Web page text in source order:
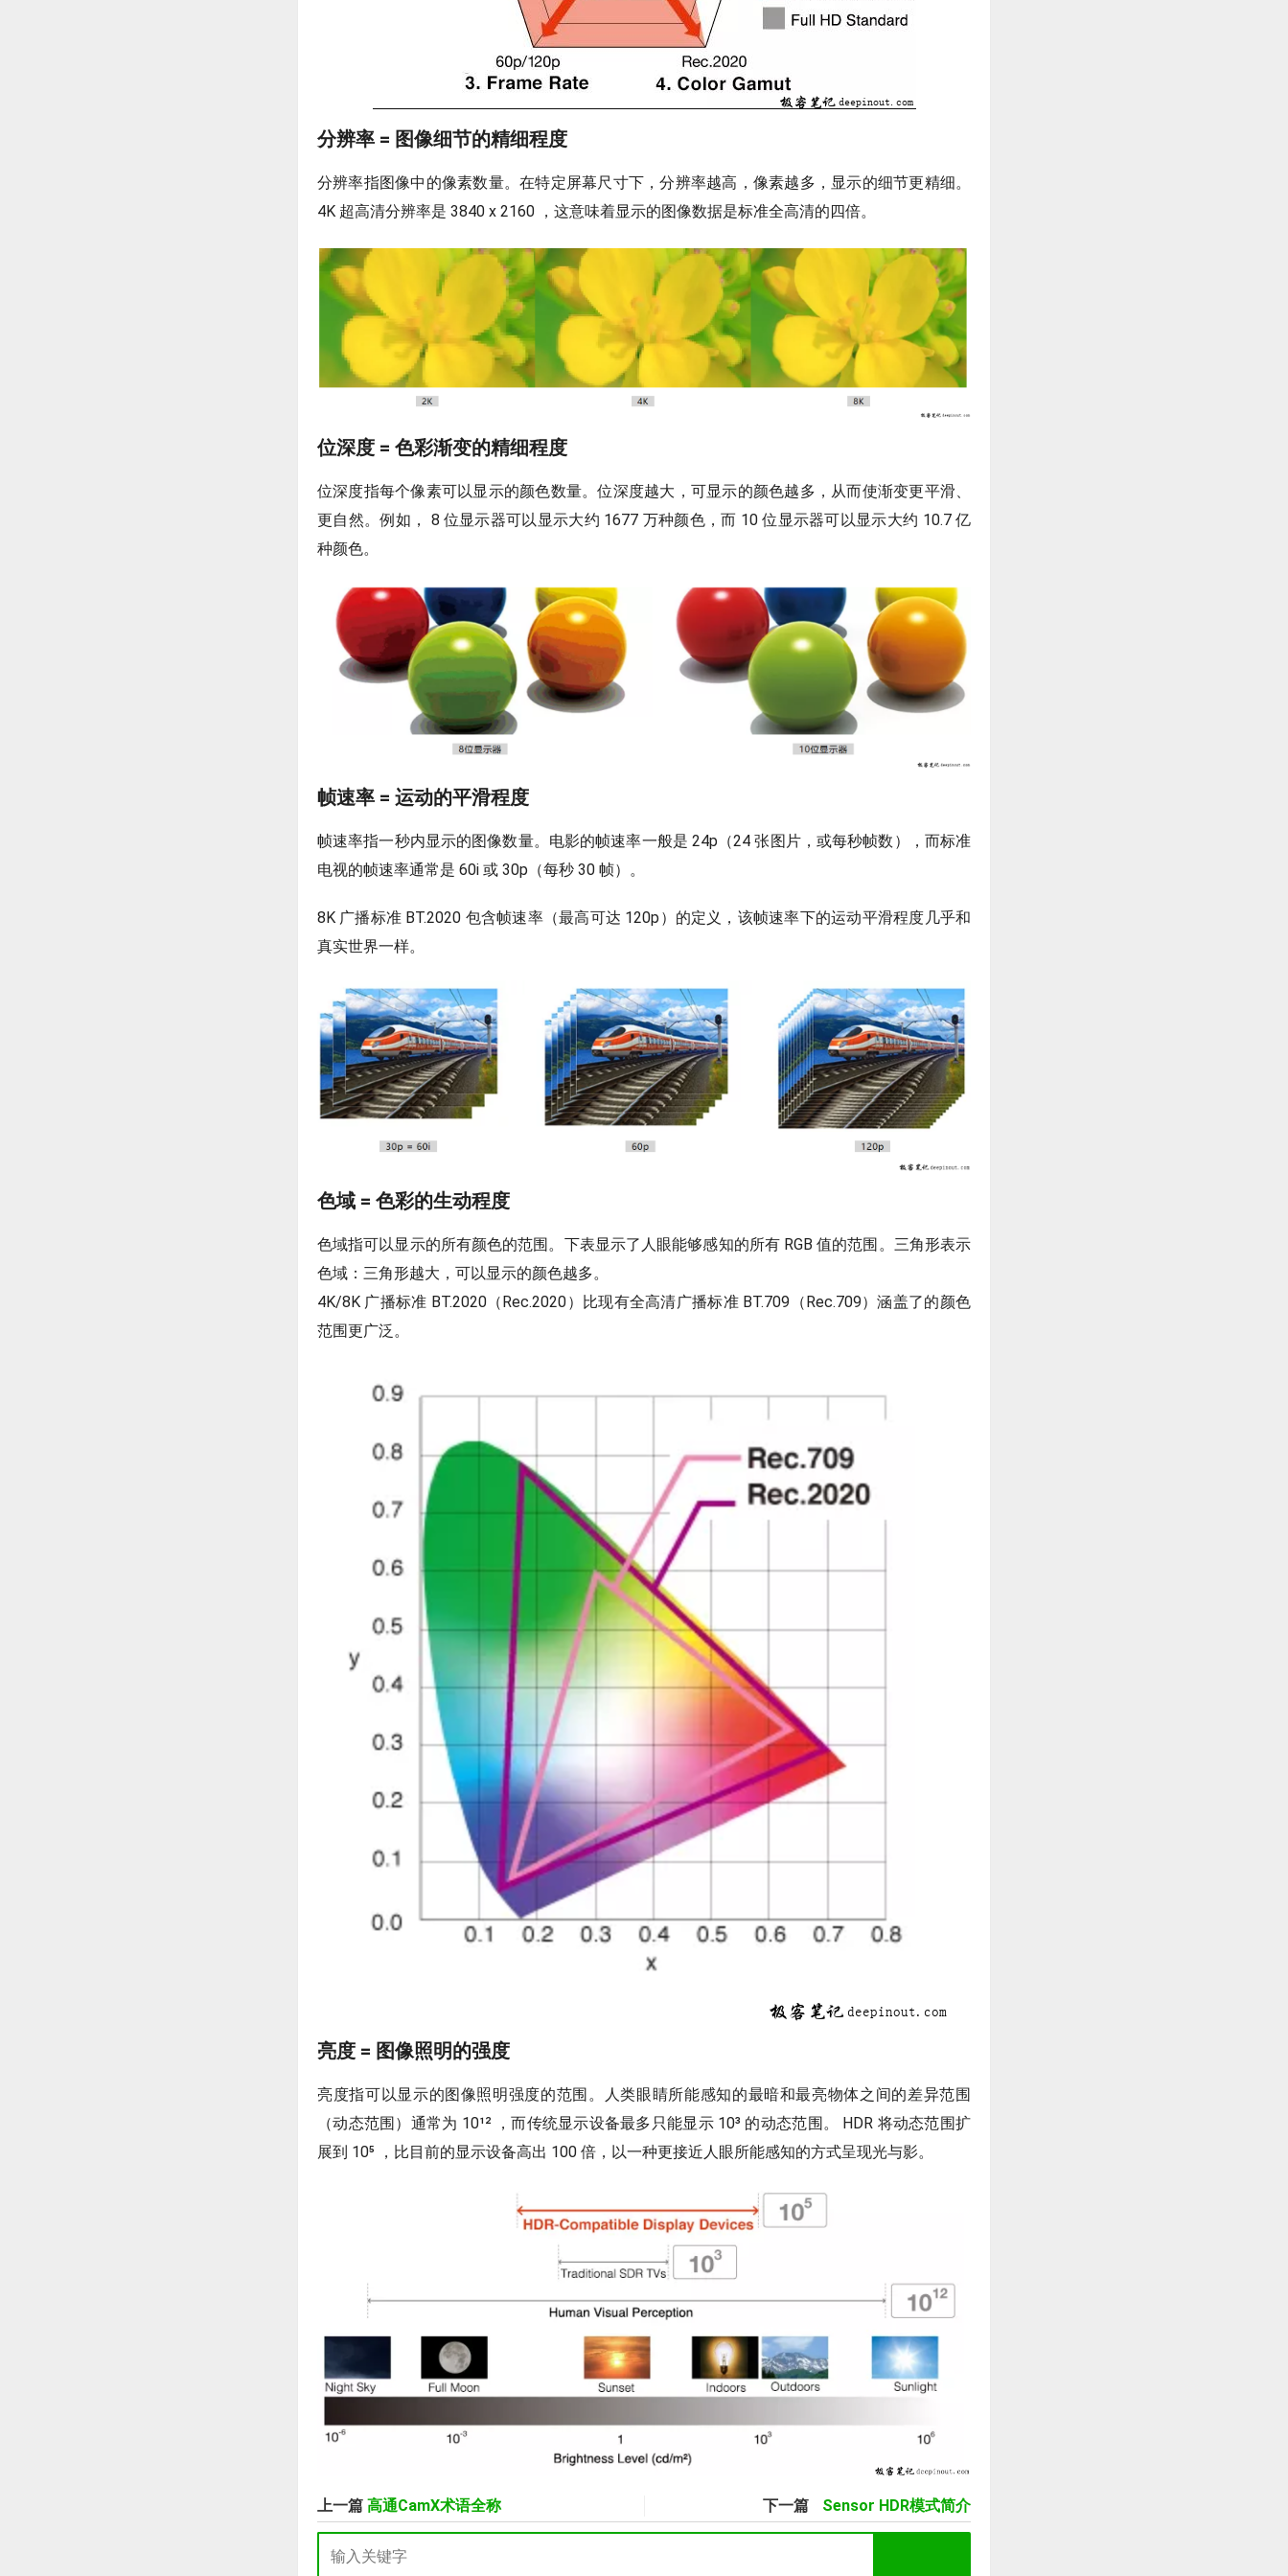
分辨率 = 图像细节的精细程度
分辨率指图像中的像素数量。在特定屏幕尺寸下，分辨率越高，像素越多，显示的细节更精细。
4K 超高清分辨率是 3840 x 2160 ，这意味着显示的图像数据是标准全高清的四倍。
位深度 = 色彩渐变的精细程度
位深度指每个像素可以显示的颜色数量。位深度越大，可显示的颜色越多，从而使渐变更平滑、
更自然。例如， 8 位显示器可以显示大约 1677 万种颜色，而 10 位显示器可以显示大约 10.7 亿
种颜色。
帧速率 = 运动的平滑程度
帧速率指一秒内显示的图像数量。电影的帧速率一般是 24p（24 张图片，或每秒帧数），而标准
电视的帧速率通常是 60i 或 30p（每秒 30 帧）。
8K 广播标准 BT.2020 包含帧速率（最高可达 120p）的定义，该帧速率下的运动平滑程度几乎和
真实世界一样。
色域 = 色彩的生动程度
色域指可以显示的所有颜色的范围。下表显示了人眼能够感知的所有 RGB 值的范围。三角形表示
色域：三角形越大，可以显示的颜色越多。
4K/8K 广播标准 BT.2020（Rec.2020）比现有全高清广播标准 BT.709（Rec.709）涵盖了的颜色
范围更广泛。
亮度 = 图像照明的强度
亮度指可以显示的图像照明强度的范围。人类眼睛所能感知的最暗和最亮物体之间的差异范围
（动态范围）通常为 10¹² ，而传统显示设备最多只能显示 10³ 的动态范围。 HDR 将动态范围扩
展到 10⁵ ，比目前的显示设备高出 100 倍，以一种更接近人眼所能感知的方式呈现光与影。
上一篇 高通CamX术语全称 下一篇 Sensor HDR模式简介